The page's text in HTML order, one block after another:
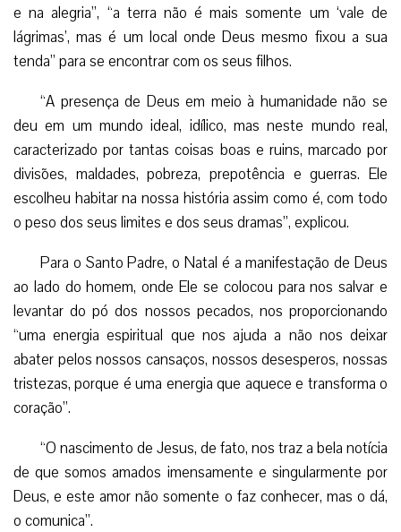
e na alegria”, “a terra não é mais somente um ‘vale de
lágrimas’, mas é um local onde Deus mesmo fixou a sua
tenda” para se encontrar com os seus filhos.
“A presença de Deus em meio à humanidade não se
deu em um mundo ideal, idílico, mas neste mundo real,
caracterizado por tantas coisas boas e ruins, marcado por
divisões, maldades, pobreza, prepotência e guerras. Ele
escolheu habitar na nossa história assim como é, com todo
o peso dos seus limites e dos seus dramas”, explicou.
Para o Santo Padre, o Natal é a manifestação de Deus
ao lado do homem, onde Ele se colocou para nos salvar e
levantar do pó dos nossos pecados, nos proporcionando
“uma energia espiritual que nos ajuda a não nos deixar
abater pelos nossos cansaços, nossos desesperos, nossas
tristezas, porque é uma energia que aquece e transforma o
coração”.
“O nascimento de Jesus, de fato, nos traz a bela notícia
de que somos amados imensamente e singularmente por
Deus, e este amor não somente o faz conhecer, mas o dá,
o comunica”.